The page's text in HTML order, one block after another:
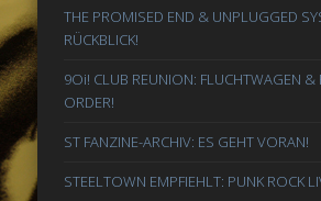
THE PROMISED END & UNPLUGGED
RÜCKBLICK!
9Oi! CLUB REUNION: FLUCHTWAGEN &
ORDER!
ST FANZINE-ARCHIV: ES GEHT VORAN!
STEELTOWN EMPFIEHLT: PUNK ROCK